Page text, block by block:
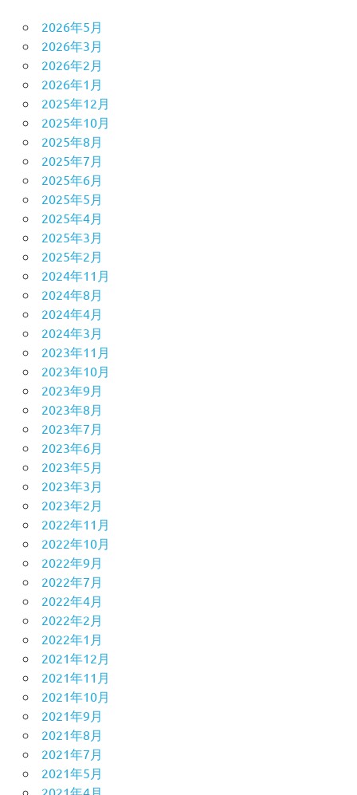
2026年5月
2026年3月
2026年2月
2026年1月
2025年12月
2025年10月
2025年8月
2025年7月
2025年6月
2025年5月
2025年4月
2025年3月
2025年2月
2024年11月
2024年8月
2024年4月
2024年3月
2023年11月
2023年10月
2023年9月
2023年8月
2023年7月
2023年6月
2023年5月
2023年3月
2023年2月
2022年11月
2022年10月
2022年9月
2022年7月
2022年4月
2022年2月
2022年1月
2021年12月
2021年11月
2021年10月
2021年9月
2021年8月
2021年7月
2021年5月